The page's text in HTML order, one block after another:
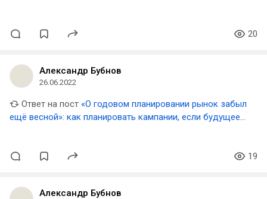
20
Александр Бубнов
26.06.2022
Ответ на пост «О годовом планировании рынок забыл
ещё весной»: как планировать кампании, если будущее
19
Александр Бубнов